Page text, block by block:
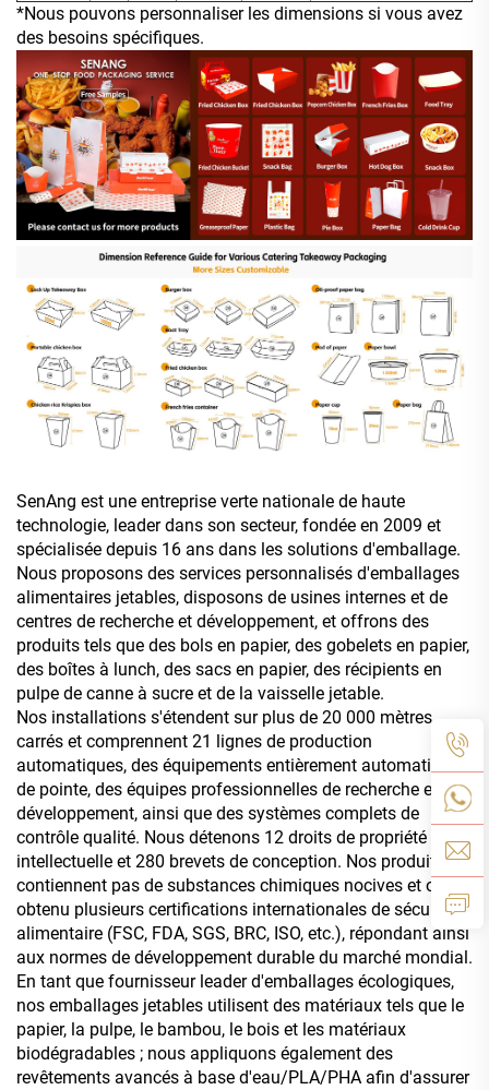
*Nous pouvons personnaliser les dimensions si vous avez
des besoins spécifiques.
SenAng est une entreprise verte nationale de haute
technologie, leader dans son secteur, fondée en 2009 et
spécialisée depuis 16 ans dans les solutions d'emballage.
Nous proposons des services personnalisés d'emballages
alimentaires jetables, disposons de usines internes et de
centres de recherche et développement, et offrons des
produits tels que des bols en papier, des gobelets en papier,
des boîtes à lunch, des sacs en papier, des récipients en
pulpe de canne à sucre et de la vaisselle jetable.
Nos installations s'étendent sur plus de 20 000 mètres
carrés et comprennent 21 lignes de production
automatiques, des équipements entièrement automatisés
de pointe, des équipes professionnelles de recherche et
développement, ainsi que des systèmes complets de
contrôle qualité. Nous détenons 12 droits de propriété
intellectuelle et 280 brevets de conception. Nos produits ne
contiennent pas de substances chimiques nocives et ont
obtenu plusieurs certifications internationales de sécurité
alimentaire (FSC, FDA, SGS, BRC, ISO, etc.), répondant ainsi
aux normes de développement durable du marché mondial.
En tant que fournisseur leader d'emballages écologiques,
nos emballages jetables utilisent des matériaux tels que le
papier, la pulpe, le bambou, le bois et les matériaux
biodégradables ; nous appliquons également des
revêtements avancés à base d'eau/PLA/PHA afin d'assurer